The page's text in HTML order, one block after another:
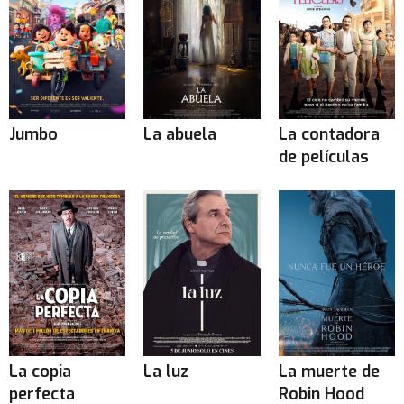
Jumbo La abuela
La contadora
de películas
La copia
perfecta
La luz
La muerte de
Robin Hood